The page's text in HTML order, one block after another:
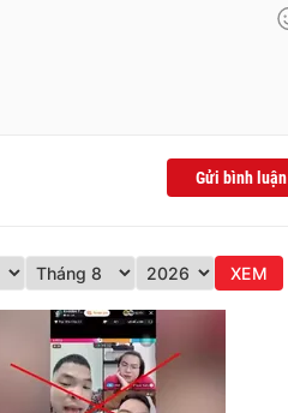
Gửi bình luận
XEM